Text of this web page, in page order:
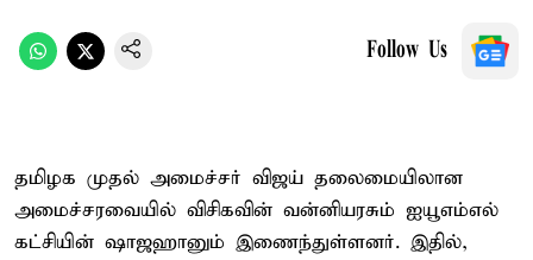
Follow Us
தமிழக முதல் அமைச்சர் விஜய் தலைமையிலான
அமைச்சரவையில் விசிகவின் வன்னியரசும் ஐயூஎம்எல்
கட்சியின் ஷாஜஹானும் இணைந்துள்ளனர். இதில்,